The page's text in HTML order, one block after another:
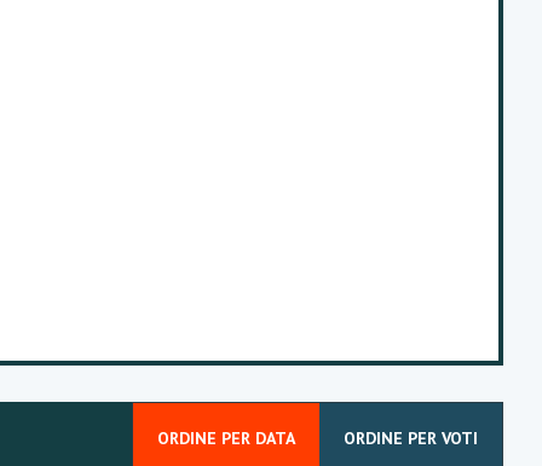
ORDINE PER DATA ORDINE PER VOTI